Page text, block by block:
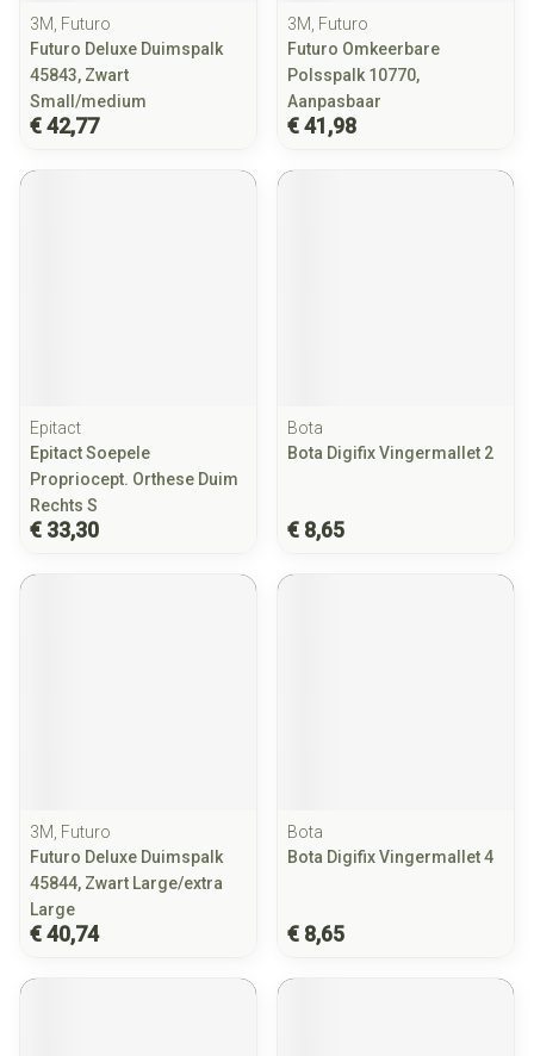
3M, Futuro
Futuro Deluxe Duimspalk
45843, Zwart
Small/medium
€ 42,77
3M, Futuro
Futuro Omkeerbare
Polsspalk 10770,
Aanpasbaar
€ 41,98
Epitact
Epitact Soepele
Propriocept. Orthese Duim
Rechts S
€ 33,30
Bota
Bota Digifix Vingermallet 2
€ 8,65
3M, Futuro
Futuro Deluxe Duimspalk
45844, Zwart Large/extra
Large
€ 40,74
Bota
Bota Digifix Vingermallet 4
€ 8,65